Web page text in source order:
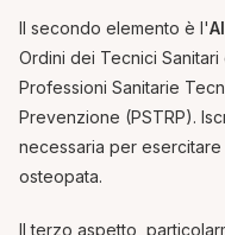
Il secondo elemento è l'
Ordini dei Tecnici
Professioni Sanitarie
Prevenzione (PSTRP).
necessaria per
osteopata.
Il terzo aspetto,